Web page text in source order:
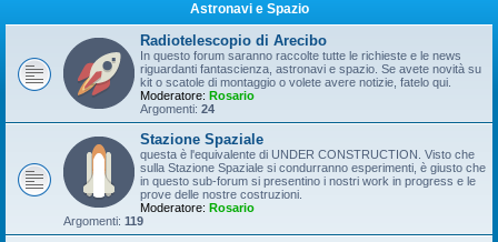
Astronavi e Spazio
Radiotelescopio di Arecibo
In questo forum saranno raccolte tutte le richieste e le news
riguardanti fantascienza, astronavi e spazio. Se avete novità su
kit o scatole di montaggio o volete avere notizie, fatelo qui.
Moderatore: Rosario
Argomenti: 24
Stazione Spaziale
questa è l'equivalente di UNDER CONSTRUCTION. Visto che
sulla Stazione Spaziale si condurranno esperimenti, è giusto che
in questo sub-forum si presentino i nostri work in progress e le
prove delle nostre costruzioni.
Moderatore: Rosario
Argomenti: 119